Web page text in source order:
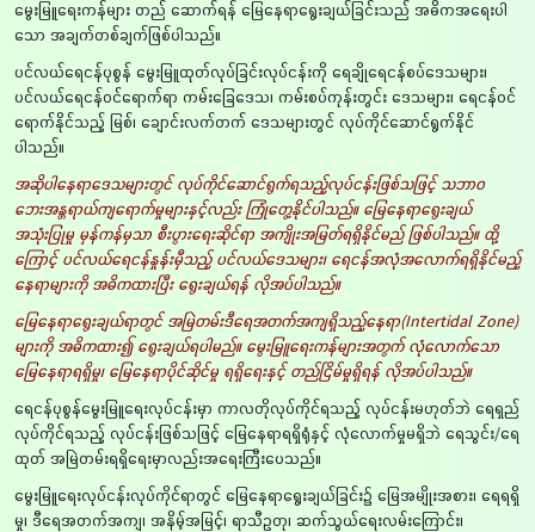
မွေးမြူရေးကန်များ တည် ဆောက်ရန် မြေနေရာရွေးချယ်ခြင်းသည် အဓိကအရေးပါ
သော အချက်တစ်ချက်ဖြစ်ပါသည်။
ပင်လယ်ရေငန်ပုစွန် မွေးမြူထုတ်လုပ်ခြင်းလုပ်ငန်းကို ရေချိုရေငန်စပ်ဒေသများ၊
ပင်လယ်ရေငန်ဝင်ရောက်ရာ ကမ်းခြေဒေသ၊ ကမ်းစပ်ကုန်းတွင်း ဒေသများ၊ ရေငန်ဝင်
ရောက်နိုင်သည့် မြစ်၊ ချောင်းလက်တက် ဒေသများတွင် လုပ်ကိုင်ဆောင်ရွက်နိုင်
ပါသည်။
အဆိုပါနေရာဒေသများတွင် လုပ်ကိုင်ဆောင်ရွက်ရသည့်လုပ်ငန်းဖြစ်သဖြင့် သဘာဝ
ဘေးအန္တရာယ်ကျရောက်မှုများနှင့်လည်း ကြုံတွေ့နိုင်ပါသည်။ မြေနေရာရွေးချယ်
အသုံးပြုမှု မှန်ကန်မှသာ စီးပွားရေးဆိုင်ရာ အကျိုးအမြတ်ရရှိနိုင်မည် ဖြစ်ပါသည်။ ထို့
ကြောင့် ပင်လယ်ရေငန်နှုန်းမှီသည့် ပင်လယ်ဒေသများ၊ ရေငန်အလုံအလောက်ရရှိနိုင်မည့်
နေရာများကို အဓိကထားပြီး ရွေးချယ်ရန် လိုအပ်ပါသည်။
မြေနေရာရွေးချယ်ရာတွင် အမြဲတမ်းဒီရေအတက်အကျရှိသည့်နေရာ(Intertidal Zone)
များကို အဓိကထား၍ ရွေးချယ်ရပါမည်။ မွေးမြူရေးကန်များအတွက် လုံလောက်သော
မြေနေရာရရှိမှု၊ မြေနေရာပိုင်ဆိုင်မှု ရရှိရေးနှင့် တည်ငြိမ်မှုရှိရန် လိုအပ်ပါသည်။
ရေငန်ပုစွန်မွေးမြူရေးလုပ်ငန်းမှာ ကာလတိုလုပ်ကိုင်ရသည့် လုပ်ငန်းမဟုတ်ဘဲ ရေရှည်
လုပ်ကိုင်ရသည့် လုပ်ငန်းဖြစ်သဖြင့် မြေနေရာရရှိရုံနှင့် လုံလောက်မှုမရှိဘဲ ရေသွင်း/ရေ
ထုတ် အမြဲတမ်းရရှိရေးမှာလည်းအရေးကြီးပေသည်။
မွေးမြူရေးလုပ်ငန်းလုပ်ကိုင်ရာတွင် မြေနေရာရွေးချယ်ခြင်း၌ မြေအမျိုးအစား၊ ရေရရှိ
မှု၊ ဒီရေအတက်အကျ၊ အနိမ့်အမြင့်၊ ရာသီဥတု၊ ဆက်သွယ်ရေးလမ်းကြောင်း၊